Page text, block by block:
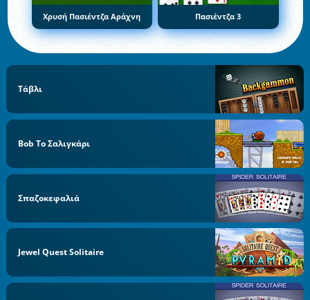
Χρυσή Πασιέντζα Αράχνη Πασιέντζα 3
Τάβλι
Bob Το Σαλιγκάρι
Σπαζοκεφαλιά
Jewel Quest Solitaire